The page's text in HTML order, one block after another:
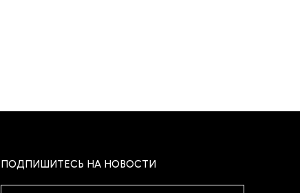
ПОДПИШИТЕСЬ НА НОВОСТИ